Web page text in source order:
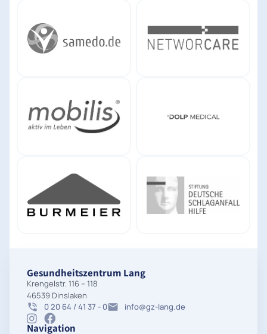
Gesundheitszentrum Lang
Krengelstr. 116 – 118
46539 Dinslaken
0 20 64 / 41 37 - 0
info@gz-lang.de
Navigation